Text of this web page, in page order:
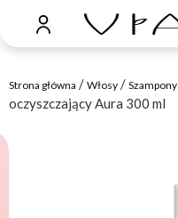
Strona główna / Włosy / Szampony
oczyszczający Aura 300 ml